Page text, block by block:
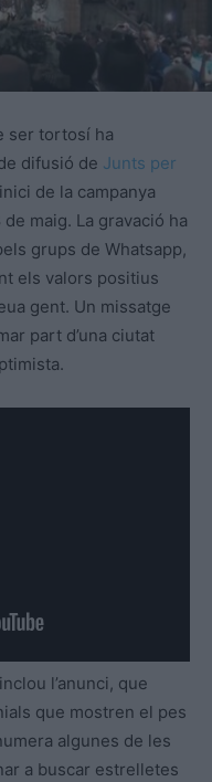
ser tortosí ha
difusió de Junts per
de la campanya
maig. La gravació ha
grups de Whatsapp,
els valors positius
gent. Un missatge
part d’una ciutat
l’anunci, que
que mostren el pes
algunes de les
a buscar estrelletes